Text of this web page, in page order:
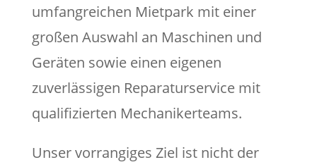
umfangreichen Mietpark mit einer
großen Auswahl an Maschinen und
Geräten sowie einen eigenen
zuverlässigen Reparaturservice mit
qualifizierten Mechanikerteams.
Unser vorrangiges Ziel ist nicht der